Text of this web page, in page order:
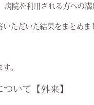
院を利用される方への
ただいた結果をまとめま
。
いて【外来】